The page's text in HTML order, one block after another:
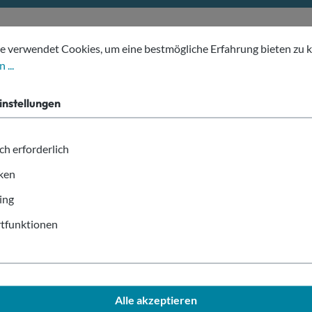
Top-Marken vertrauen
allesbecher
Cookies, um eine bestmögliche Erfahrung bieten zu
verwendet Cookies, um eine bestmögliche Erfahrung bieten zu
erforderlich
Alle akzeptieren